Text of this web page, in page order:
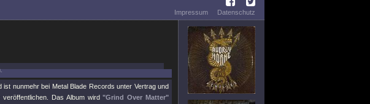
Impressum
Datenschutz
nunmehr bei Metal Blade Records unter Vertrag und
Das Album wird"Grind Over Matter"